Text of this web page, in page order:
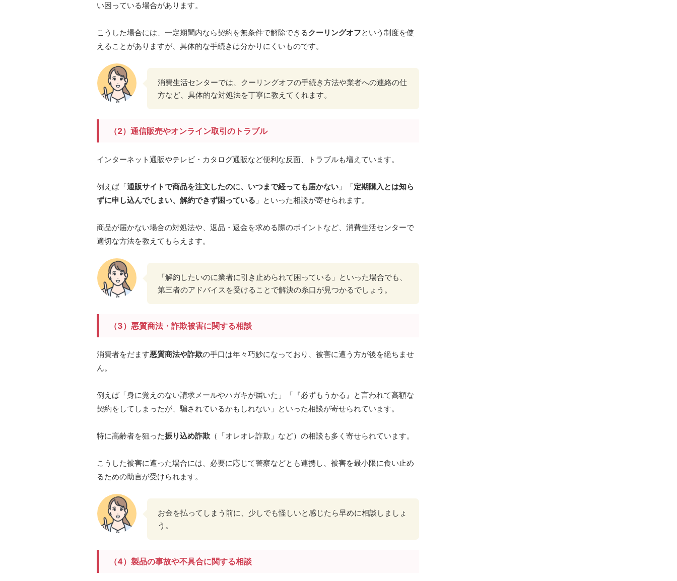
い困っている場合があります。
こうした場合には、一定期間内なら契約を無条件で解除できるクーリングオフという制度を使
えることがありますが、具体的な手続きは分かりにくいものです。
消費生活センターでは、クーリングオフの手続き方法や業者への連絡の仕
方など、具体的な対処法を丁寧に教えてくれます。
（2）通信販売やオンライン取引のトラブル
インターネット通販やテレビ・カタログ通販など便利な反面、トラブルも増えています。
例えば「通販サイトで商品を注文したのに、いつまで経っても届かない 」「定期購入とは知ら
ずに申し込んでしまい、解約できず困っている 」といった相談が寄せられます。
商品が届かない場合の対処法や、返品・返金を求める際のポイントなど、消費生活センターで
適切な方法を教えてもらえます。
「解約したいのに業者に引き止められて困っている」といった場合でも、
第三者のアドバイスを受けることで解決の糸口が見つかるでしょう。
（3）悪質商法・詐欺被害に関する相談
消費者をだます悪質商法や詐欺の手口は年々巧妙になっており、被害に遭う方が後を絶ちませ
ん。
例えば「身に覚えのない請求メールやハガキが届いた」「『必ずもうかる』と言われて高額な
契約をしてしまったが、騙されているかもしれない」といった相談が寄せられています。
特に高齢者を狙った振り込め詐欺 （「オレオレ詐欺」など）の相談も多く寄せられています。
こうした被害に遭った場合には、必要に応じて警察などとも連携し、被害を最小限に食い止め
るための助言が受けられます。
お金を払ってしまう前に、少しでも怪しいと感じたら早めに相談しましょ
う。
（4）製品の事故や不具合に関する相談